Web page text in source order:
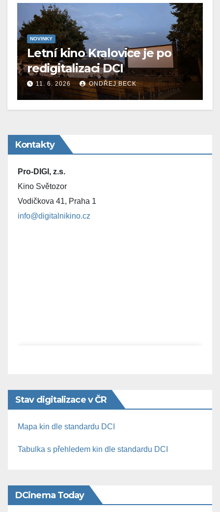
NOVINKY
Letní kino Kralovice je po
redigitalizaci DCI
11. 6. 2026 ONDŘEJ BECK
Kontakty
Pro-DIGI, z.s.
Kino Světozor
Vodičkova 41, Praha 1
info@digitalnikino.cz
Stav digitalizace v ČR
Mapa kin dle standardu DCI
Tabulka s přehledem kin dle standardu DCI
DCinema Today